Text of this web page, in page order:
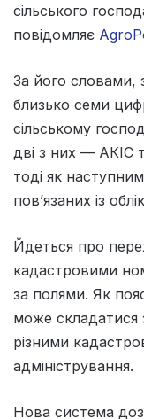
сільського
повідомляє
За його словами,
близько семи
сільському
дві з них — АКІС
тоді як
пов’язаних із
Йдеться про
кадастровими
за полями. Як
може складатися
різними
адміністрування.
Нова система